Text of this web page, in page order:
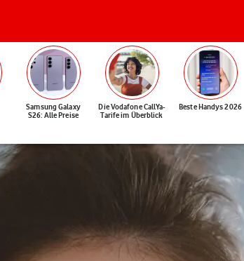
Samsung Galaxy
S26: Alle Preise
Die Vodafone CallYa-
Tarife im Überblick
Beste Handys 2026